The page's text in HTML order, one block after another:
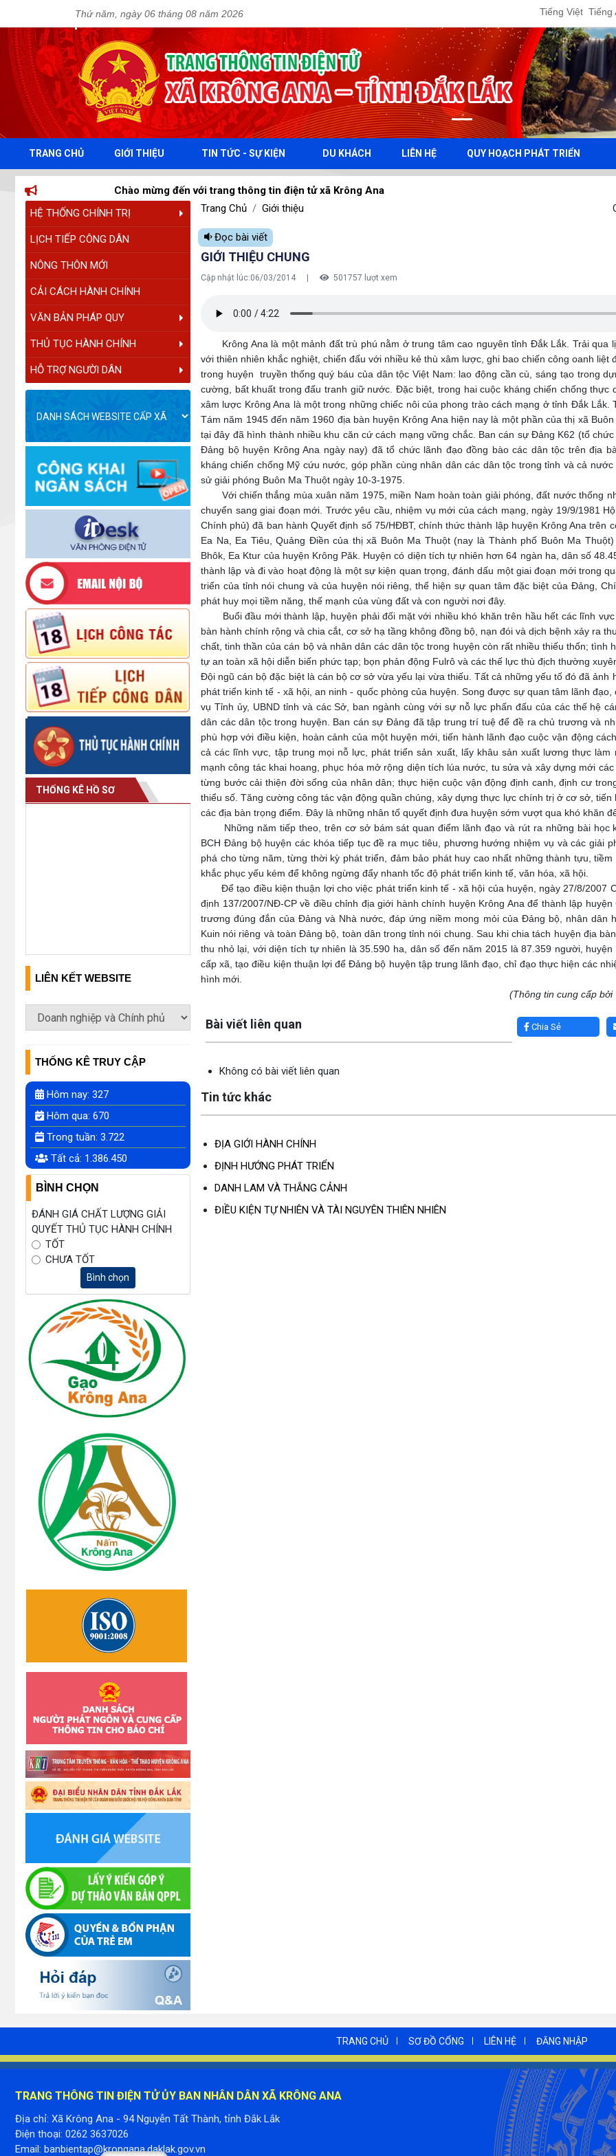
Thứ năm, ngày 06 tháng 08 năm 2026 Tiếng Việt Tiếng
TRANG CHỦ GIỚI THIỆU TIN TỨC - SỰ KIỆN DU KHÁCH LIÊN HỆ QUY HOẠCH PHÁT TRIỂN
Chào mừng đến với trang thông tin điện tử xã Krông Ana
HỆ THỐNG CHÍNH TRỊ
LỊCH TIẾP CÔNG DÂN
NÔNG THÔN MỚI
CẢI CÁCH HÀNH CHÍNH
VĂN BẢN PHÁP QUY
THỦ TỤC HÀNH CHÍNH
HỖ TRỢ NGƯỜI DÂN
THỐNG KÊ HỒ SƠ
LIÊN KẾT WEBSITE
THỐNG KÊ TRUY CẬP
Hôm nay: 327
Hôm qua: 670
Trong tuần: 3.722
Tất cả: 1.386.450
BÌNH CHỌN
ĐÁNH GIÁ CHẤT LƯỢNG GIẢI
QUYẾT THỦ TỤC HÀNH CHÍNH
TỐT
CHƯA TỐT
Bình chọn
Trang Chủ Giới thiệu
Đọc bài viết
GIỚI THIỆU CHUNG
Cập nhật lúc:06/03/2014 501757 lượt xem
Krông Ana là một mảnh đất trù phú nằm ở trung tâm cao nguyên tỉnh Đắk Lắk. Trải qua
với thiên nhiên khắc nghiệt, chiến đấu với nhiều kẻ thù xâm lược, ghi bao chiến công oanh liệt
trong huyện truyền thống quý báu của dân tộc Việt Nam: lao động cần cù, sáng tạo trong
cường, bất khuất trong đấu tranh giữ nước. Đặc biệt, trong hai cuộc kháng chiến chống thực
xâm lược Krông Ana là một trong những chiếc nôi của phong trào cách mạng ở tỉnh Đắk Lắk.
Tám năm 1945 đến năm 1960 địa bàn huyện Krông Ana hiện nay là một phần của thị xã
tại đây đã hình thành nhiều khu căn cứ cách mạng vững chắc. Ban cán sự Đảng K62 (tổ
Đảng bộ huyện Krông Ana ngày nay) đã tổ chức lãnh đạo đồng bào các dân tộc trên địa
kháng chiến chống Mỹ cứu nước, góp phần cùng nhân dân các dân tộc trong tỉnh và cả nước
sử giải phóng Buôn Ma Thuột ngày 10-3-1975.
Với chiến thắng mùa xuân năm 1975, miền Nam hoàn toàn giải phóng, đất nước thống
chuyển sang giai đoạn mới. Trước yêu cầu, nhiệm vụ mới của cách mạng, ngày 19/9/1981
Chính phủ) đã ban hành Quyết định số 75/HĐBT, chính thức thành lập huyện Krông Ana trên
Ea Na, Ea Tiêu, Quảng Điền của thị xã Buôn Ma Thuột (nay là Thành phố Buôn Ma
Bhôk, Ea Ktur của huyện Krông Păk. Huyện có diện tích tự nhiên hơn 64 ngàn ha, dân số
thành lập và đi vào hoạt động là một sự kiện quan trọng, đánh dấu một giai đoạn mới trong
triển của tỉnh nói chung và của huyện nói riêng, thể hiện sự quan tâm đặc biệt của Đảng,
phát huy mọi tiềm năng, thế mạnh của vùng đất và con người nơi đây.
Buổi đầu mới thành lập, huyện phải đối mặt với nhiều khó khăn trên hầu hết các lĩnh vực
bàn hành chính rộng và chia cắt, cơ sở hạ tầng không đồng bộ, nạn đói và dịch bệnh xảy ra
chất, tinh thần của cán bộ và nhân dân các dân tộc trong huyện còn rất nhiều thiếu thốn; tình
tự an toàn xã hội diễn biến phức tạp; bọn phản động Fulrô và các thế lực thù địch thường
Đội ngũ cán bộ đặc biệt là cán bộ cơ sở vừa yếu lại vừa thiếu. Tất cả những yếu tố đó đã ảnh
phát triển kinh tế - xã hội, an ninh - quốc phòng của huyện. Song được sự quan tâm lãnh
vụ Tỉnh ủy, UBND tỉnh và các Sở, ban ngành cùng với sự nỗ lực phấn đấu của các thế hệ
dân các dân tộc trong huyện. Ban cán sự Đảng đã tập trung trí tuệ để đề ra chủ trương và
phù hợp với điều kiện, hoàn cảnh của một huyện mới, tiến hành lãnh đạo cuộc vận động
cả các lĩnh vực, tập trung mọi nỗ lực, phát triển sản xuất, lấy khâu sản xuất lương thực làm
mạnh công tác khai hoang, phục hóa mở rộng diện tích lúa nước, tu sửa và xây dựng mới
từng bước cải thiện đời sống của nhân dân; thực hiện cuộc vận động định canh, định cư
thiểu số. Tăng cường công tác vận động quần chúng, xây dựng thực lực chính trị ở cơ sở, tiến
các địa bàn trọng điểm. Đây là những nhân tố quyết định đưa huyện sớm vượt qua khó khăn
Những năm tiếp theo, trên cơ sở bám sát quan điểm lãnh đạo và rút ra những bài học
BCH Đảng bộ huyện các khóa tiếp tục đề ra mục tiêu, phương hướng nhiệm vụ và các giải
phá cho từng năm, từng thời kỳ phát triển, đảm bảo phát huy cao nhất những thành tựu,
khắc phục yếu kém để không ngừng đẩy nhanh tốc độ phát triển kinh tế, văn hóa, xã hội.
Để tạo điều kiện thuận lợi cho việc phát triển kinh tế - xã hội của huyện, ngày 27/8/2007
định 137/2007/NĐ-CP về điều chỉnh địa giới hành chính huyện Krông Ana để thành lập
trương đúng đắn của Đảng và Nhà nước, đáp ứng niềm mong mỏi của Đảng bộ, nhân dân
Kuin nói riêng và toàn Đảng bộ, toàn dân trong tỉnh nói chung. Sau khi chia tách huyện địa
thu nhỏ lại, với diện tích tự nhiên là 35.590 ha, dân số đến năm 2015 là 87.359 người,
cấp xã, tạo điều kiện thuận lợi để Đảng bộ huyện tập trung lãnh đạo, chỉ đạo thực hiện các
hình mới.
(Thông tin cung cấp bởi
Chia Sẻ
Bài viết liên quan
Không có bài viết liên quan
Tin tức khác
ĐỊA GIỚI HÀNH CHÍNH
ĐỊNH HƯỚNG PHÁT TRIỂN
DANH LAM VÀ THẮNG CẢNH
ĐIỀU KIỆN TỰ NHIÊN VÀ TÀI NGUYÊN THIÊN NHIÊN
TRANG CHỦ SƠ ĐỒ CỔNG LIÊN HỆ ĐĂNG NHẬP
TRANG THÔNG TIN ĐIỆN TỬ ỦY BAN NHÂN DÂN XÃ KRÔNG ANA
Địa chỉ: Xã Krông Ana - 94 Nguyễn Tất Thành, tỉnh Đắk Lắk
Điện thoại: 0262 3637026
Email: banbientap@krongana.daklak.gov.vn